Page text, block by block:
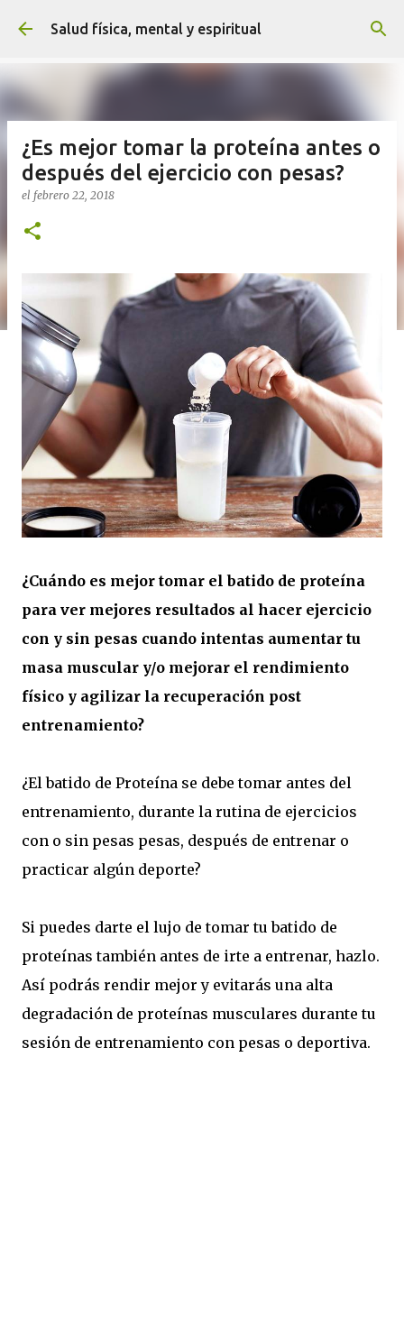
Ir al contenido principal
Salud física, mental y espiritual
¿Es mejor tomar la proteína antes o
después del ejercicio con pesas?
el febrero 22, 2018
¿Cuándo es mejor tomar el batido de proteína
para ver mejores resultados al hacer ejercicio
con y sin pesas cuando intentas aumentar tu
masa muscular y/o mejorar el rendimiento
físico y agilizar la recuperación post
entrenamiento?
¿El batido de Proteína se debe tomar antes del
entrenamiento, durante la rutina de ejercicios
con o sin pesas pesas, después de entrenar o
practicar algún deporte?
Si puedes darte el lujo de tomar tu batido de
proteínas también antes de irte a entrenar, hazlo.
Así podrás rendir mejor y evitarás una alta
degradación de proteínas musculares durante tu
sesión de entrenamiento con pesas o deportiva.